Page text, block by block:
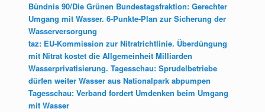
Bündnis 90/Die Grünen Bundestagsfraktion: Gerechter
Umgang mit Wasser. 6-Punkte-Plan zur Sicherung der
Wasserversorgung
taz: EU-Kommission zur Nitratrichtlinie. Überdüngung
mit Nitrat kostet die Allgemeinheit Milliarden
Wasserprivatisierung. Tagesschau: Sprudelbetriebe
dürfen weiter Wasser aus Nationalpark abpumpen
Tagesschau: Verband fordert Umdenken beim Umgang
mit Wasser